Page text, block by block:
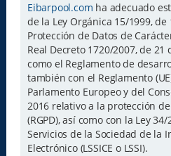
Eibarpool.com ha adecuado
de la Ley Orgánica 15/1999,
Protección de Datos de
Real Decreto 1720/2007, de
como el Reglamento de
también con el Reglamento
Parlamento Europeo y del
2016 relativo a la protección
(RGPD), así como con la Ley
Servicios de la Sociedad de la
Electrónico (LSSICE o LSSI).